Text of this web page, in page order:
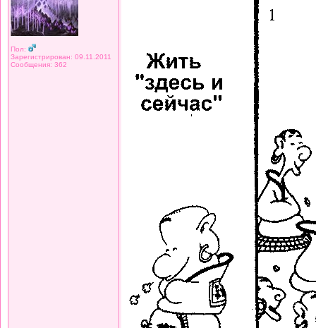
Пол:
Зарегистрирован: 09.11.2011
Сообщения: 362